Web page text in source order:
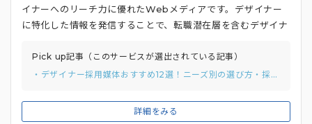
詳細をみる
イナーへのリーチ力に優れたWebメディアです。デザイナー
に特化した情報を発信することで、転職潜在層を含むデザイナ
掲載し、母集団形成を図ることも可能です。 オリジナル記事
やデザイン学習コンテンツ、ニュース、イベント情報などの多
も特徴。優秀なシニアデザイナー採用や採用ブランディング、
プロダクトレビュー記事拡散、イベント集客など、企業の課題
Pick up記事（このサービスが選出されている記事）
・デザイナー採用媒体おすすめ12選！ニーズ別の選び方・採用の成功ポイントも解説